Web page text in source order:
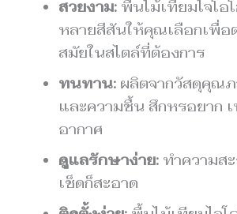
สวยงาม: พื้นไม้เทียมไจโอ
หลายสีสันให้คุณเลือกเพื่
สมัยในสไตล์ที่ต้องการ
ทนทาน: ผลิตจากวัสดุคุณ
และความชื้น สึกหรอยาก
อากาศ
ดูแลรักษาง่าย: ทำความส
เช็ดก็สะอาด